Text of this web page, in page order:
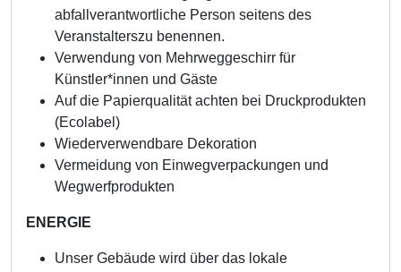
abfallverantwortliche Person seitens des
Veranstalterszu benennen.
Verwendung von Mehrweggeschirr für
Künstler*innen und Gäste
Auf die Papierqualität achten bei Druckprodukten
(Ecolabel)
Wiederverwendbare Dekoration
Vermeidung von Einwegverpackungen und
Wegwerfprodukten
ENERGIE
Unser Gebäude wird über das lokale